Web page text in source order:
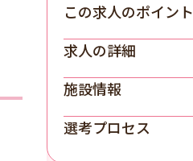
この求人のポイント
求人の詳細
施設情報
選考プロセス